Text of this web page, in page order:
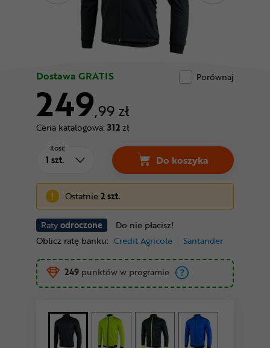
Dostawa GRATIS Porównaj
249,99 zł
Cena katalogowa: 312zł
Ratyodroczone
Do nie płacisz!
Oblicz ratę banku: Credit Agricole Santander
Ilość
Do koszyka
Ostatnie2 szt.
249 punktów w programie